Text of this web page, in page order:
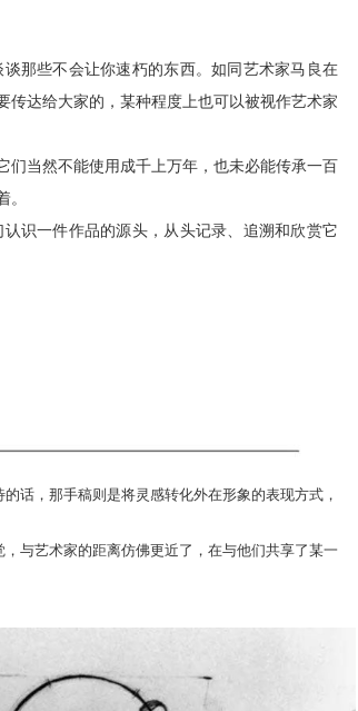
那些不会让你速朽的东西。如同艺术家马良在
传达给大家的，某种程度上也可以被视作艺术家
们当然不能使用成千上万年，也未必能传承一百
。
识一件作品的源头，从头记录、追溯和欣赏它
话，那手稿则是将灵感转化外在形象的表现方式，
与艺术家的距离仿佛更近了，在与他们共享了某一